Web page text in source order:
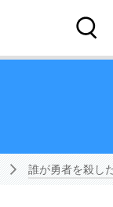
誰が勇者を殺し